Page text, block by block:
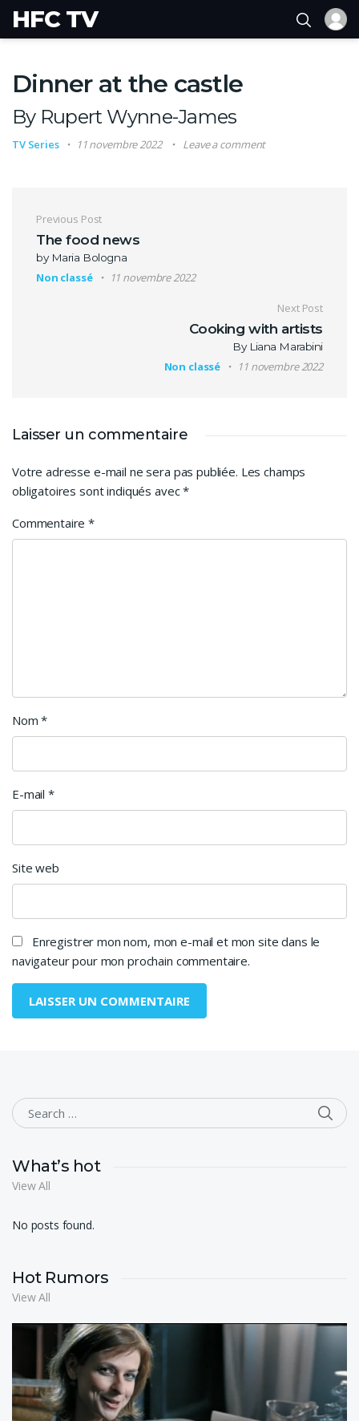
HFC TV
Dinner at the castle
By Rupert Wynne-James
TV Series 11 novembre 2022 Leave a comment
Navigation de l’article
Previous Post
The food news
by Maria Bologna
Non classé 11 novembre 2022
Next Post
Cooking with artists
By Liana Marabini
Non classé 11 novembre 2022
Laisser un commentaire
Votre adresse e-mail ne sera pas publiée. Les champs
obligatoires sont indiqués avec*
Commentaire*
Nom*
E-mail *
Site web
Enregistrer mon nom, mon e-mail et mon site dans le
navigateur pour mon prochain commentaire.
Search for:
What’s hot
View All
No posts found.
Hot Rumors
View All